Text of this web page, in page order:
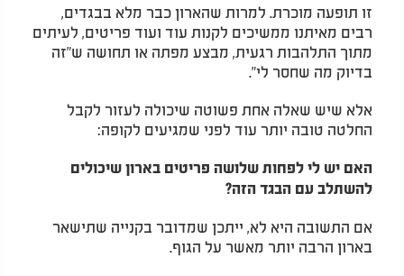
זו תופעה מוכרת. למרות שהארון כבר מלא בבגדים,
רבים מאיתנו ממשיכים לקנות עוד ועוד פריטים, לעיתים
מתוך התלהבות רגעית, מבצע מפתה או תחושה ש"זה
בדיוק מה שחסר לי".
אלא שיש שאלה אחת פשוטה שיכולה לעזור לקבל
החלטה טובה יותר עוד לפני שמגיעים לקופה:
האם יש לי לפחות שלושה פריטים בארון שיכולים
להשתלב עם הבגד הזה?
אם התשובה היא לא, ייתכן שמדובר בקנייה שתישאר
בארון הרבה יותר מאשר על הגוף.